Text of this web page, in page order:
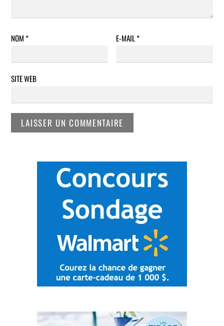
NOM* E-MAIL*
SITE WEB